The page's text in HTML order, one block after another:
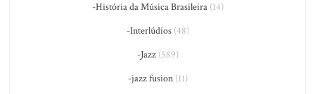
-História da Música Brasileira(14)
-Interlúdios(48)
-Jazz(589)
-jazz fusion(11)